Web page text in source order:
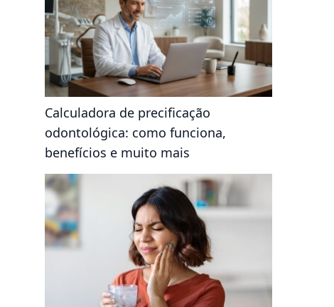
Calculadora de precificação
odontológica: como funciona,
benefícios e muito mais